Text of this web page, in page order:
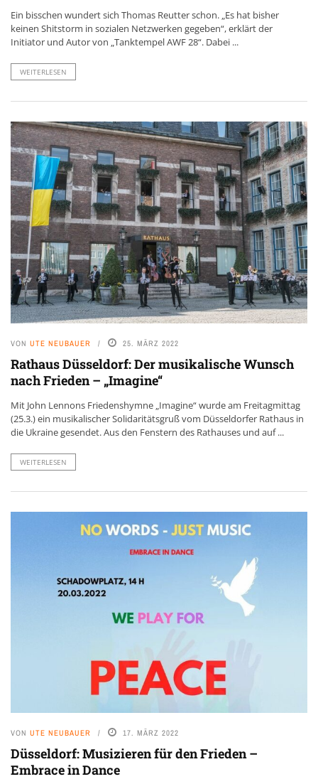
Ein bisschen wundert sich Thomas Reutter schon. „Es hat bisher
keinen Shitstorm in sozialen Netzwerken gegeben“, erklärt der
Initiator und Autor von „Tanktempel AWF 28“. Dabei ...
WEITERLESEN
VON UTE NEUBAUER 25. MÄRZ 2022
Rathaus Düsseldorf: Der musikalische Wunsch
nach Frieden – „Imagine“
Mit John Lennons Friedenshymne „Imagine“ wurde am Freitagmittag
(25.3.) ein musikalischer Solidaritätsgruß vom Düsseldorfer Rathaus in
die Ukraine gesendet. Aus den Fenstern des Rathauses und auf ...
WEITERLESEN
VON UTE NEUBAUER 17. MÄRZ 2022
Düsseldorf: Musizieren für den Frieden –
Embrace in Dance